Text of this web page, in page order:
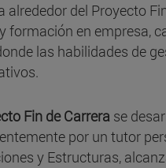
alrededor del Proyecto
formación en empresa,
las habilidades de
Fin de Carrera se
por un tutor
y Estructuras,